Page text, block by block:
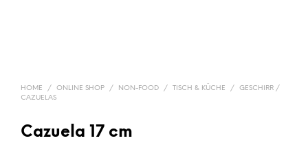
HOME / ONLINE SHOP / NON-FOOD / TISCH & KÜCHE /
GESCHIRR /
CAZUELAS
Cazuela 17 cm